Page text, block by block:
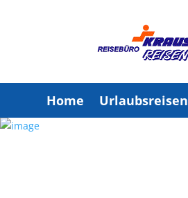
Home Urlaubsreisen